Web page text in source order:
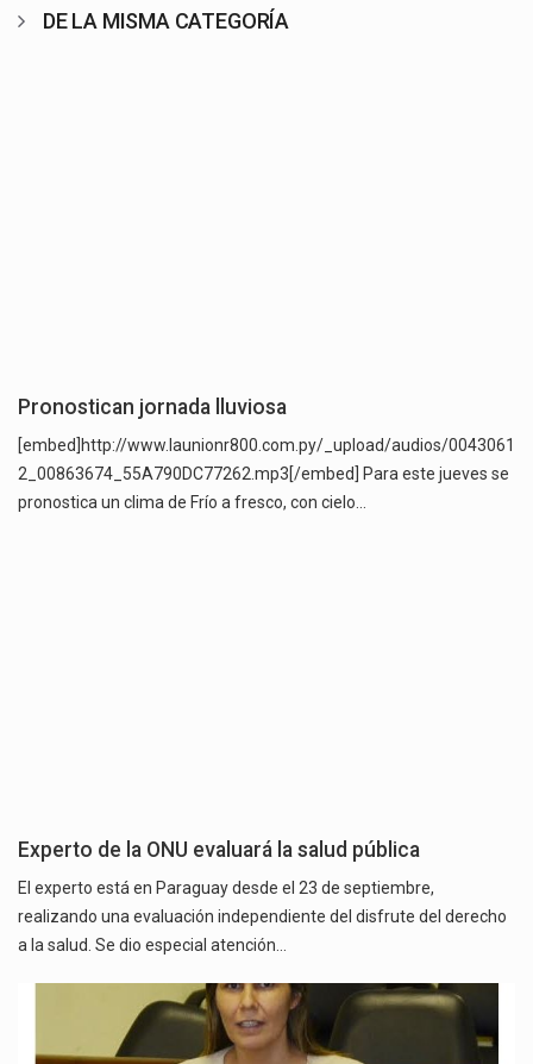
DE LA MISMA CATEGORÍA
Pronostican jornada lluviosa
[embed]http://www.launionr800.com.py/_upload/audios/0043061
2_00863674_55A790DC77262.mp3[/embed] Para este jueves se
pronostica un clima de Frío a fresco, con cielo…
Experto de la ONU evaluará la salud pública
El experto está en Paraguay desde el 23 de septiembre,
realizando una evaluación independiente del disfrute del derecho
a la salud. Se dio especial atención…